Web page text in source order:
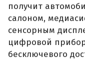
получит
салоном,
сенсорным
цифровой
бесключевого